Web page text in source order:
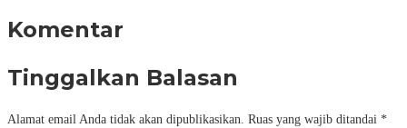
Komentar
Tinggalkan Balasan
Alamat email Anda tidak akan dipublikasikan. Ruas yang wajib ditandai *